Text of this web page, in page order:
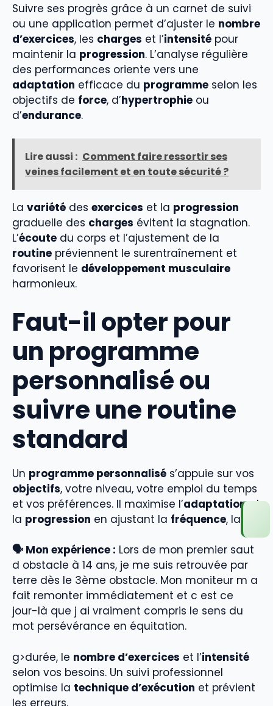
Suivre ses progrès grâce à un carnet de suivi
ou une application permet d’ajuster le nombre
d’exercices, les charges et l’intensité pour
maintenir la progression. L’analyse régulière
des performances oriente vers une
adaptation efficace du programme selon les
objectifs de force, d’hypertrophie ou
d’endurance.
Lire aussi : Comment faire ressortir ses
veines facilement et en toute sécurité ?
La variété des exercices et la progression
graduelle des charges évitent la stagnation.
L’écoute du corps et l’ajustement de la
routine préviennent le surentraînement et
favorisent le développement musculaire
harmonieux.
Faut-il opter pour
un programme
personnalisé ou
suivre une routine
standard
Un programme personnalisé s’appuie sur vos
objectifs, votre niveau, votre emploi du temps
et vos préférences. Il maximise l’adaptationet
la progression en ajustant la fréquence, la
🗣️ Mon expérience : Lors de mon premier saut
d obstacle à 14 ans, je me suis retrouvée par
terre dès le 3ème obstacle. Mon moniteur m a
fait remonter immédiatement et c est ce
jour-là que j ai vraiment compris le sens du
mot persévérance en équitation.
g>durée, le nombre d’exercices et l’intensité
selon vos besoins. Un suivi professionnel
optimise la technique d’exécution et prévient
les erreurs.